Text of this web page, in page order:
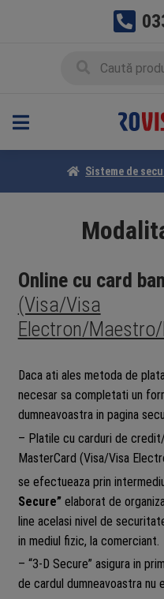
Sisteme de
Online cu card
(Visa/Visa
Electron/
Daca ati ales metoda de
necesar sa completati un
dumneavoastra in pagina
– Platile cu carduri de
MasterCard (Visa/Visa
se efectueaza prin
Secure” elaborat de
line acelasi nivel de
in mediul fizic, la comerciant.
– “3-D Secure” asigura in
de cardul dumneavoastra